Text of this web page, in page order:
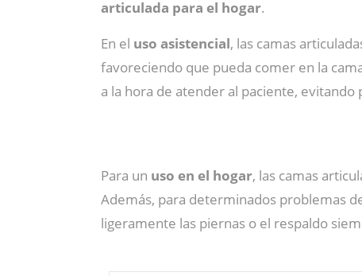
articulada para el hogar.
En el uso asistencial, las camas
favoreciendo que pueda comer en la
a la hora de atender al paciente, evitando
Para un uso en el hogar, las camas
Además, para determinados problemas
ligeramente las piernas o el respaldo